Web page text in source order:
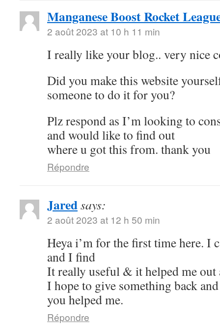
Manganese Boost Rocket
2 août 2023 at 10 h 11 min
I really like your blog.. very nice
Did you make this website
someone to do it for you?
Plz respond as I’m looking to
and would like to find out
where u got this from. thank you
Répondre
Jaredsays:
2 août 2023 at 12 h 50 min
Heya i’m for the first time here. I
and I find
It really useful & it helped me out
I hope to give something back
you helped me.
Répondre